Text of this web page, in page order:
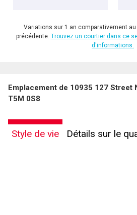
Variations sur 1 an comparativement
précédente. Trouvez un courtier dans ce
d'informations.
Emplacement de 10935 127 Street
T5M 0S8
Style de vie Détails sur le